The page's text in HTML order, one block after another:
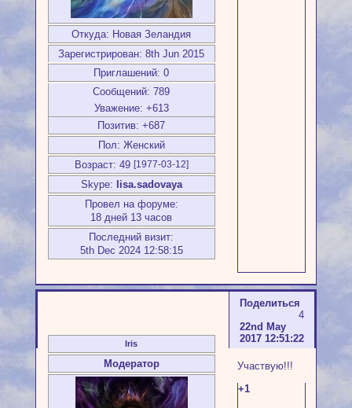
Откуда: Новая Зеландия
Зарегистрирован: 8th Jun 2015
Приглашений: 0
Сообщений: 789
Уважение: +613
Позитив: +687
Пол: Женский
Возраст: 49 [1977-03-12]
Skype:
lisa.sadovaya
Провел на форуме:
18 дней 13 часов
Последний визит:
5th Dec 2024 12:58:15
Поделиться
4
22nd May
2017 12:51:22
Iris
Модератор
Участвую!!!
+1